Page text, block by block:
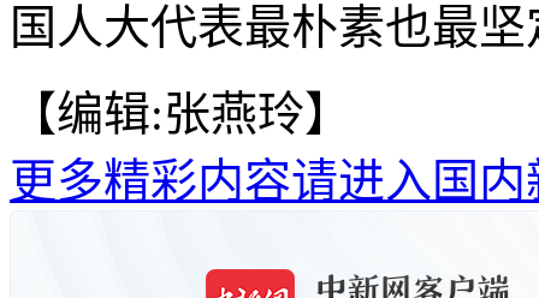
国人大代表最朴素也最
【编辑:张燕玲】
更多精彩内容请进入国内